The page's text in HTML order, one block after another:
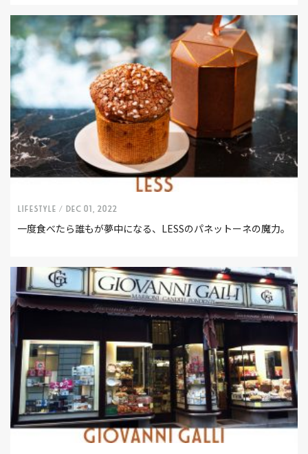
LIFESTYLE / Dec 01, 2022
一度食べたら誰もが夢中になる、LESSのパネットーネの魔力。